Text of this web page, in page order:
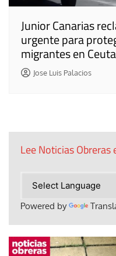
Junior Canarias
urgente para
migrantes en Ceuta
Jose Luis Palacios
Lee Noticias
Powered by